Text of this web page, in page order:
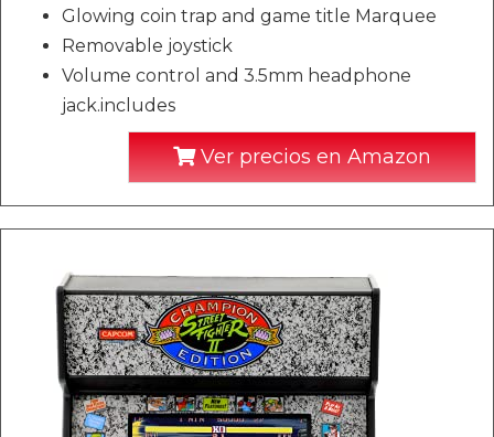
Glowing coin trap and game title Marquee
Removable joystick
Volume control and 3.5mm headphone
jack.includes
Ver precios en Amazon